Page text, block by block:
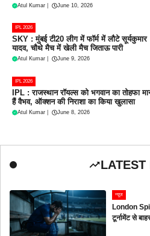
Atul Kumar June 10, 2026
IPL 2026
SKY : मुंबई टी20 लीग में फॉर्म में लौटे सूर्यकुमार
यादव, चौथे मैच में खेली मैच जिताऊ पारी
Atul Kumar June 9, 2026
IPL 2026
IPL : राजस्थान रॉयल्स को भगवान का तोहफा
हैं वैभव, ऑक्शन की निराशा का किया खुलासा
Atul Kumar June 8, 2026
LATEST
न्यूज
London
टूर्नामेंट से